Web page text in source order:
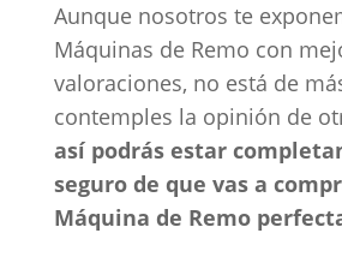
Aunque nosotros te
Máquinas de Remo con
valoraciones, no está de
contemples la opinión de
así podrás estar
seguro de que vas a
Máquina de Remo